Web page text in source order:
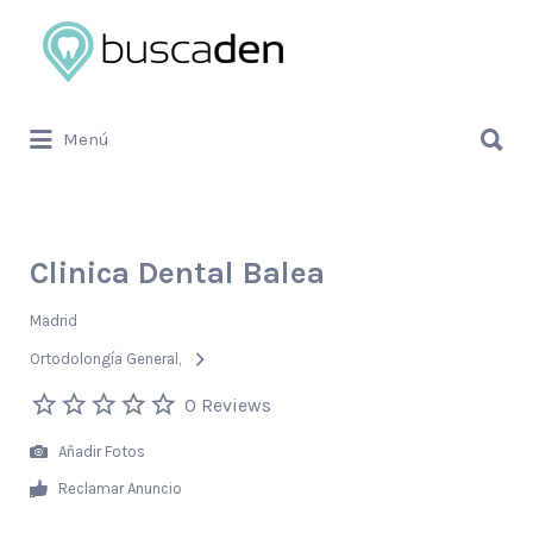
Buscar
por:
Menú
por:
Clinica Dental Balea
Madrid
Ortodolongía General
0 Reviews
Añadir Fotos
Reclamar Anuncio